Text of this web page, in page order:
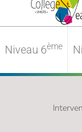
Niveau 6ème